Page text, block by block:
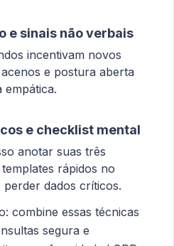
e sinais não verbais
incentivam novos
e postura aberta
empática.
e checklist mental
anotar suas três
rápidos no
dados críticos.
combine essas técnicas
segura e